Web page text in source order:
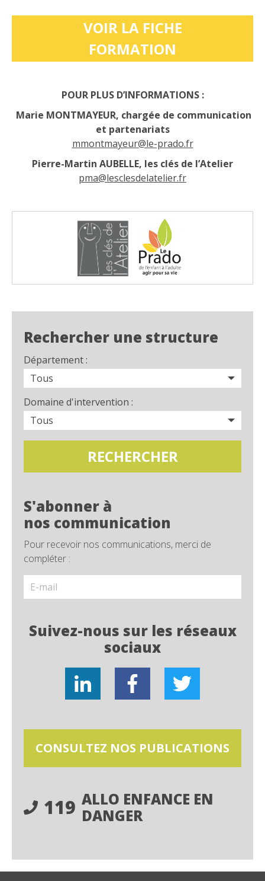
VOIR LA FICHE
FORMATION
POUR PLUS D’INFORMATIONS :
Marie MONTMAYEUR, chargée de communication
et partenariats
mmontmayeur@le-prado.fr
Pierre-Martin AUBELLE, les clés de l’Atelier
pma@lesclesdelatelier.fr
Rechercher une structure
Département :
Domaine d'intervention :
S'abonner à
nos communication
Pour recevoir nos communications, merci de
compléter :
Suivez-nous sur les réseaux
sociaux
CONSULTEZ NOS PUBLICATIONS
119 ALLO ENFANCE EN
DANGER